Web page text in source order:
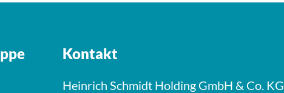
Kontakt
Heinrich Schmidt Holding GmbH & Co. KG